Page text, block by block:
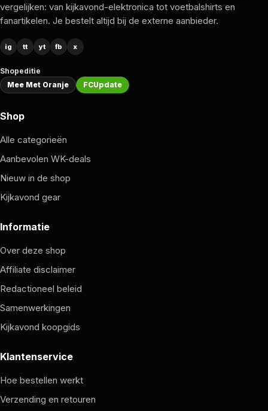
vergelijken: van kijkavond-elektronica tot voetbalshirts en
fanartikelen. Je bestelt altijd bij de externe aanbieder.
ig tt yt fb x
Shopeditie
Mee Met Oranje
FCUpdate
Shop
Alle categorieën
Aanbevolen WK-deals
Nieuw in de shop
Kijkavond gear
Informatie
Over deze shop
Affiliate disclaimer
Redactioneel beleid
Samenwerkingen
Kijkavond koopgids
Klantenservice
Hoe bestellen werkt
Verzending en retouren